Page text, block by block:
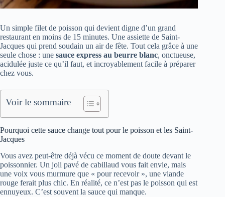
Un simple filet de poisson qui devient digne d’un grand
restaurant en moins de 15 minutes. Une assiette de Saint-
Jacques qui prend soudain un air de fête. Tout cela grâce à une
seule chose : une sauce express au beurre blanc, onctueuse,
acidulée juste ce qu’il faut, et incroyablement facile à préparer
chez vous.
Voir le sommaire
Pourquoi cette sauce change tout pour le poisson et les Saint-
Jacques
Vous avez peut-être déjà vécu ce moment de doute devant le
poissonnier. Un joli pavé de cabillaud vous fait envie, mais
une voix vous murmure que « pour recevoir », une viande
rouge ferait plus chic. En réalité, ce n’est pas le poisson qui est
ennuyeux. C’est souvent la sauce qui manque.